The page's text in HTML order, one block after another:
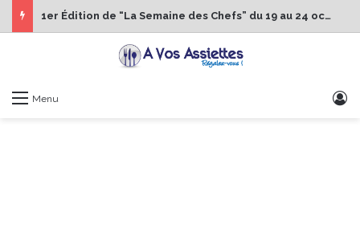
1er Édition de “La Semaine des Chefs” du 19 au 24 octobre 2026
Menu